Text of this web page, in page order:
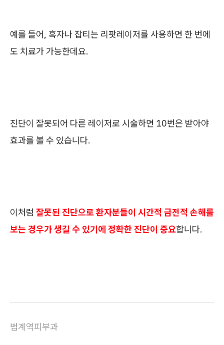
예를 들어, 흑자나 잡티는 리팟레이저를 사용하면 한 번에
도 치료가 가능한데요.
진단이 잘못되어 다른 레이저로 시술하면 10번은 받아야
효과를 볼 수 있습니다.
이처럼 잘못된 진단으로 환자분들이 시간적 금전적 손해를
보는 경우가 생길 수 있기에 정확한 진단이 중요합니다.
범계역피부과